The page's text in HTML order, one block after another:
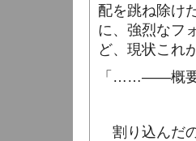
配を跳ね除け
に、強烈なフ
ど、現状これ
「……――概要
割り込んだ